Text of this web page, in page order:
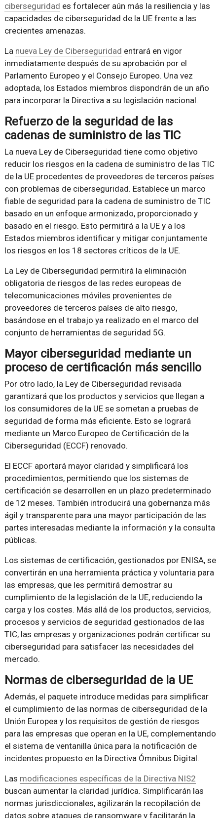
ciberseguridad es fortalecer aún más la resiliencia y las
capacidades de ciberseguridad de la UE frente a las
crecientes amenazas.
La nueva Ley de Ciberseguridad entrará en vigor
inmediatamente después de su aprobación por el
Parlamento Europeo y el Consejo Europeo. Una vez
adoptada, los Estados miembros dispondrán de un año
para incorporar la Directiva a su legislación nacional.
Refuerzo de la seguridad de las
cadenas de suministro de las TIC
La nueva Ley de Ciberseguridad tiene como objetivo
reducir los riesgos en la cadena de suministro de las TIC
de la UE procedentes de proveedores de terceros países
con problemas de ciberseguridad. Establece un marco
fiable de seguridad para la cadena de suministro de TIC
basado en un enfoque armonizado, proporcionado y
basado en el riesgo. Esto permitirá a la UE y a los
Estados miembros identificar y mitigar conjuntamente
los riesgos en los 18 sectores críticos de la UE.
La Ley de Ciberseguridad permitirá la eliminación
obligatoria de riesgos de las redes europeas de
telecomunicaciones móviles provenientes de
proveedores de terceros países de alto riesgo,
basándose en el trabajo ya realizado en el marco del
conjunto de herramientas de seguridad 5G.
Mayor ciberseguridad mediante un
proceso de certificación más sencillo
Por otro lado, la Ley de Ciberseguridad revisada
garantizará que los productos y servicios que llegan a
los consumidores de la UE se sometan a pruebas de
seguridad de forma más eficiente. Esto se logrará
mediante un Marco Europeo de Certificación de la
Ciberseguridad (ECCF) renovado.
El ECCF aportará mayor claridad y simplificará los
procedimientos, permitiendo que los sistemas de
certificación se desarrollen en un plazo predeterminado
de 12 meses. También introducirá una gobernanza más
ágil y transparente para una mayor participación de las
partes interesadas mediante la información y la consulta
públicas.
Los sistemas de certificación, gestionados por ENISA, se
convertirán en una herramienta práctica y voluntaria para
las empresas, que les permitirá demostrar su
cumplimiento de la legislación de la UE, reduciendo la
carga y los costes. Más allá de los productos, servicios,
procesos y servicios de seguridad gestionados de las
TIC, las empresas y organizaciones podrán certificar su
ciberseguridad para satisfacer las necesidades del
mercado.
Normas de ciberseguridad de la UE
Además, el paquete introduce medidas para simplificar
el cumplimiento de las normas de ciberseguridad de la
Unión Europea y los requisitos de gestión de riesgos
para las empresas que operan en la UE, complementando
el sistema de ventanilla única para la notificación de
incidentes propuesto en la Directiva Ómnibus Digital.
Las modificaciones específicas de la Directiva NIS2
buscan aumentar la claridad jurídica. Simplificarán las
normas jurisdiccionales, agilizarán la recopilación de
datos sobre ataques de ransomware y facilitarán la